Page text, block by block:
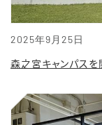
2025年9月25日
森之宮キャンパス